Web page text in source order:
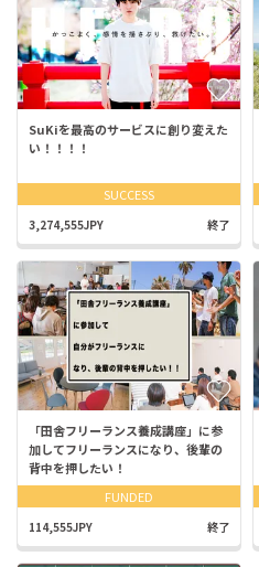
SuKiを最高のサービスに創り変えた
い！！！！
SUCCESS
3,274,555JPY 終了
「田舎フリーランス養成講座」に参
加してフリーランスになり、後輩の
背中を押したい！
FUNDED
114,555JPY 終了